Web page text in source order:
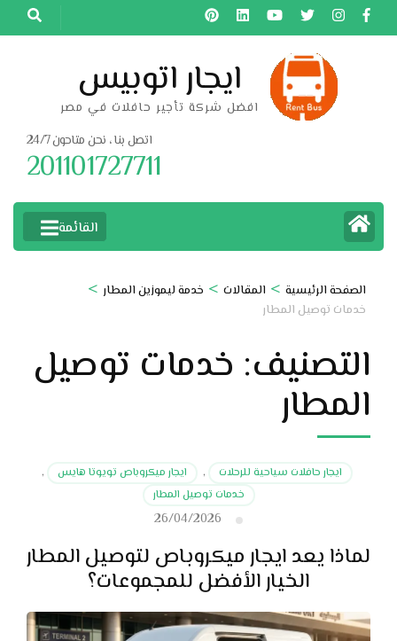
تخطى
إلى
ايجار اتوبيس
افضل شركة تأجير حافلات في مصر
اتصل بنا ، نحن متاحون 24/7
201101727711
القائمة
الصفحة الرئيسية > المقالات > خدمة ليموزين المطار >
خدمات توصيل المطار
التصنيف: خدمات توصيل
المطار
ايجار حافلات سياحية للرحلات , ايجار ميكروباص تويوتا هايس
,
خدمات توصيل المطار
26/04/2026
لماذا يعد ايجار ميكروباص لتوصيل المطار
الخيار الأفضل للمجموعات؟